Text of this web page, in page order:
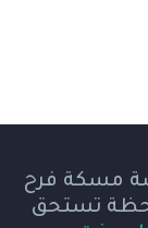
مسكة فرح
لحظة تستحق